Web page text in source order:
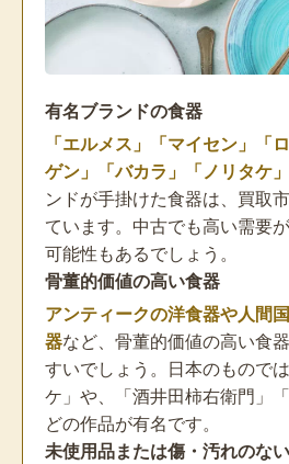
有名ブランドの食器
「エルメス」「マイセン」「
ゲン」「バカラ」「ノリタケ」
ンドが手掛けた食器は、買取
ています。中古でも高い需要
可能性もあるでしょう。
骨董的価値の高い食器
アンティークの洋食器や人間
器など、骨董的価値の高い食
すいでしょう。日本のもので
ケ」や、「酒井田柿右衛門」
どの作品が有名です。
未使用品または傷・汚れのな